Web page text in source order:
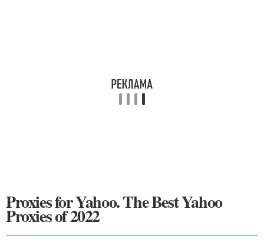
Proxies for Yahoo. The Best Yahoo
Proxies of 2022